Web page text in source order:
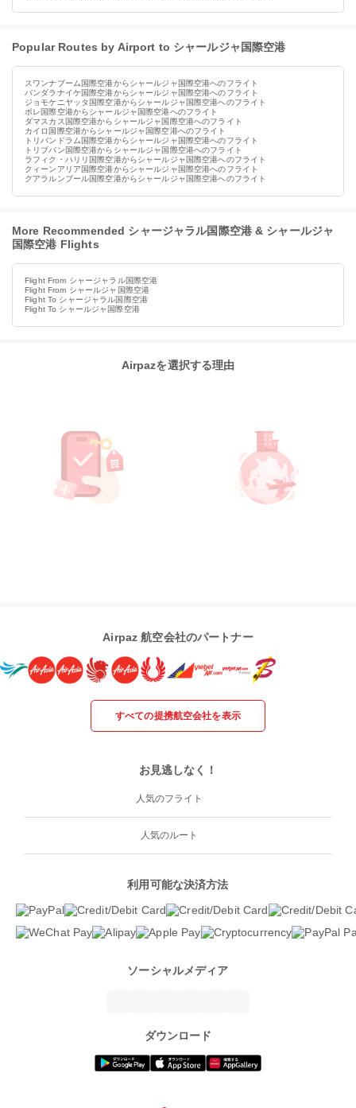
Popular Routes by Airport to シャールジャ国際空港
スワンナプーム国際空港からシャールジャ国際空港へのフライト
バンダラナイケ国際空港からシャールジャ国際空港へのフライト
ジョモケニヤッタ国際空港からシャールジャ国際空港へのフライト
ボレ国際空港からシャールジャ国際空港へのフライト
ダマスカス国際空港からシャールジャ国際空港へのフライト
カイロ国際空港からシャールジャ国際空港へのフライト
トリバンドラム国際空港からシャールジャ国際空港へのフライト
トリブバン国際空港からシャールジャ国際空港へのフライト
ラフィク・ハリリ国際空港からシャールジャ国際空港へのフライト
クィーンアリア国際空港からシャールジャ国際空港へのフライト
クアラルンプール国際空港からシャールジャ国際空港へのフライト
More Recommended シャージャラル国際空港 & シャールジャ
国際空港 Flights
Flight From シャージャラル国際空港
Flight From シャールジャ国際空港
Flight To シャージャラル国際空港
Flight To シャールジャ国際空港
Airpazを選択する理由
Airpaz 航空会社のパートナー
すべての提携航空会社を表示
お見逃しなく！
人気のフライト
人気のルート
利用可能な決済方法
ソーシャルメディア
ダウンロード